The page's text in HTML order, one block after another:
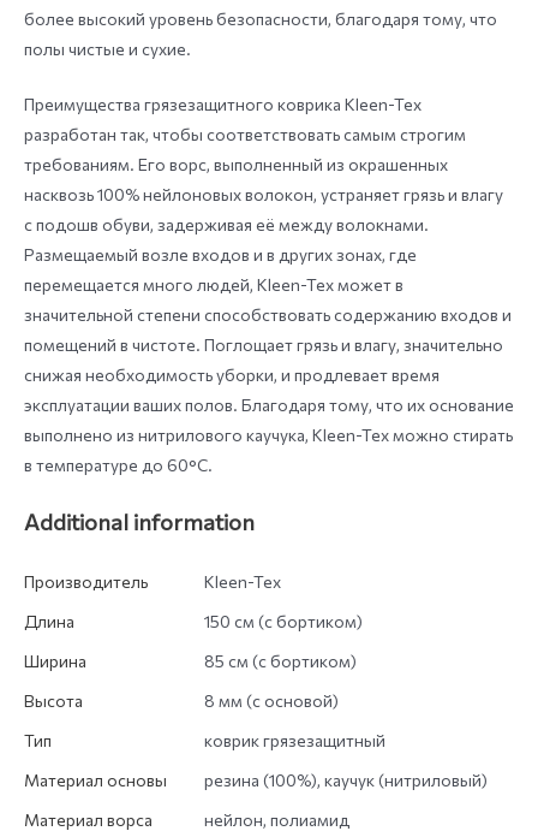
более высокий уровень безопасности, благодаря тому, что
полы чистые и сухие.
Преимущества грязезащитного коврика Kleen-Tex
разработан так, чтобы соответствовать самым строгим
требованиям. Его ворс, выполненный из окрашенных
насквозь 100% нейлоновых волокон, устраняет грязь и влагу
с подошв обуви, задерживая её между волокнами.
Размещаемый возле входов и в других зонах, где
перемещается много людей, Kleen-Tex может в
значительной степени способствовать содержанию входов и
помещений в чистоте. Поглощает грязь и влагу, значительно
снижая необходимость уборки, и продлевает время
эксплуатации ваших полов. Благодаря тому, что их основание
выполнено из нитрилового каучука, Kleen-Tex можно стирать
в температуре до 60°C.
Additional information
Производитель
Kleen-Tex
Длина
150 см (с бортиком)
Ширина
85 см (с бортиком)
Высота
8 мм (с основой)
Тип
коврик грязезащитный
Материал основы
резина (100%), каучук (нитриловый)
Материал ворса
нейлон, полиамид